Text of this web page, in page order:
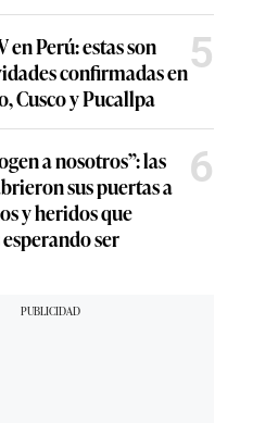
en Perú: estas son
confirmadas en
Cusco y Pucallpa
5
a nosotros”: las
sus puertas a
y heridos que
ser
6